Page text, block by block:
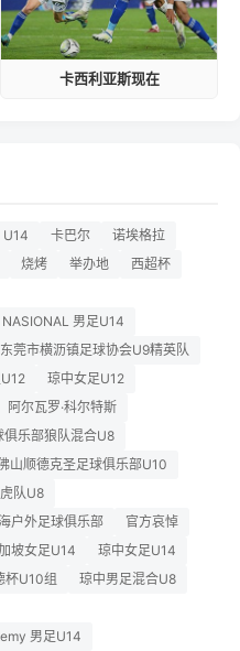
卡西利亚斯现在
卡巴尔
诺埃格拉
烧烤 举办地
西超杯
男足U14
东莞市横沥镇足球协会U9精英队
琼中女足U12
阿尔瓦罗·科尔特斯
俱乐部狼队混合U8
山顺德克圣足球俱乐部U10
队U8
户外足球俱乐部
官方哀悼
坡女足U14
琼中女足U14
杯U10组
琼中男足混合U8
男足U14